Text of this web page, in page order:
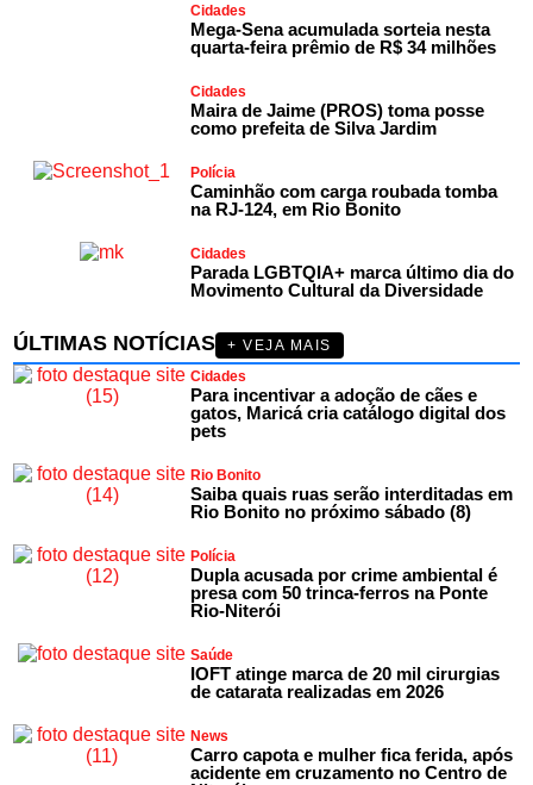
Cidades
Mega-Sena acumulada sorteia nesta
quarta-feira prêmio de R$ 34 milhões
Cidades
Maira de Jaime (PROS) toma posse
como prefeita de Silva Jardim
Polícia
Caminhão com carga roubada tomba
na RJ-124, em Rio Bonito
Cidades
Parada LGBTQIA+ marca último dia do
Movimento Cultural da Diversidade
ÚLTIMAS NOTÍCIAS
+ VEJA MAIS
Cidades
Para incentivar a adoção de cães e
gatos, Maricá cria catálogo digital dos
pets
Rio Bonito
Saiba quais ruas serão interditadas em
Rio Bonito no próximo sábado (8)
Polícia
Dupla acusada por crime ambiental é
presa com 50 trinca-ferros na Ponte
Rio-Niterói
Saúde
IOFT atinge marca de 20 mil cirurgias
de catarata realizadas em 2026
News
Carro capota e mulher fica ferida, após
acidente em cruzamento no Centro de